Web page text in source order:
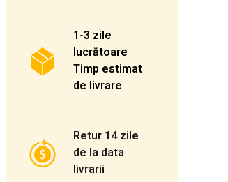
1-3 zile
lucrătoare
Timp estimat
de livrare
Retur 14 zile
de la data
livrarii